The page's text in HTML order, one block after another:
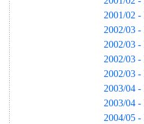
2001/02 -
2002/03 -
2002/03 -
2002/03 -
2002/03 -
2003/04 -
2003/04 -
2004/05 -